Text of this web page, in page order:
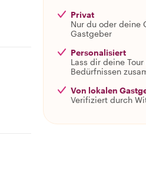
Privat
Nur du oder deine
Gastgeber
Personalisiert
Lass dir deine
Bedürfnissen
Von lokalen
Verifiziert durch